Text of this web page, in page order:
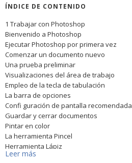
ÍNDICE DE CONTENIDO
1 Trabajar con Photoshop
Bienvenido a Photoshop
Ejecutar Photoshop por primera vez
Comenzar un documento nuevo
Una prueba preliminar
Visualizaciones del área de trabajo
Empleo de la tecla de tabulación
La barra de opciones
Confi guración de pantalla recomendada
Guardar y cerrar documentos
Pintar en color
La herramienta Pincel
Herramienta Lápiz
Utilización de la tecla Mayúsculas
Leer más